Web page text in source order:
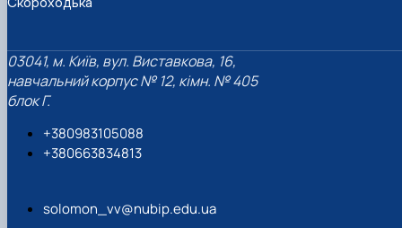
03041, м. Київ, вул. Виставкова, 16,
навчальний корпус № 12, кімн. № 405
блок Г.
+380983105088
+380663834813
solomon_vv@nubip.edu.ua